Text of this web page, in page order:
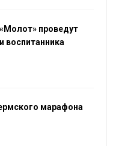
проведут
воспитанника
марафона